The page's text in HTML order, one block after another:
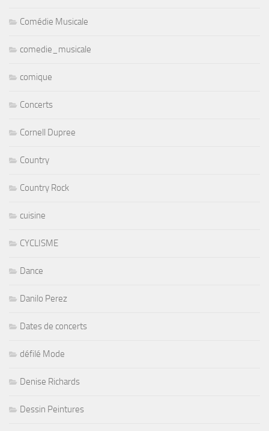
Comédie Musicale
comedie_musicale
comique
Concerts
Cornell Dupree
Country
Country Rock
cuisine
CYCLISME
Dance
Danilo Perez
Dates de concerts
défilé Mode
Denise Richards
Dessin Peintures